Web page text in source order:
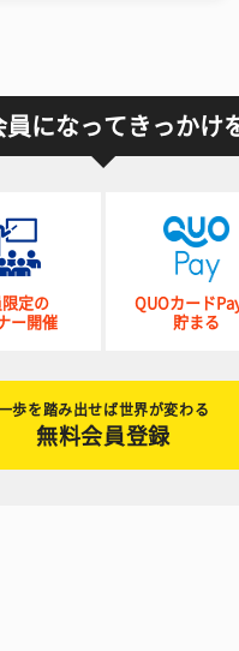
になってきっかけ
定の
ー開催
QUOカード
貯まる
歩を踏み出せば世界が変わる
無料会員登録